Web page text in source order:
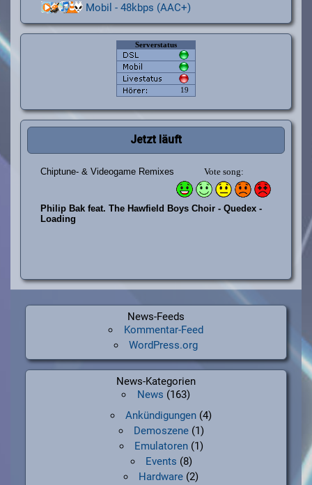
Mobil - 48kbps (AAC+)
Jetzt läuft
News-Feeds
Kommentar-Feed
WordPress.org
News-Kategorien
News (163)
Ankündigungen (4)
Demoszene(1)
Emulatoren(1)
Events (8)
Hardware (2)